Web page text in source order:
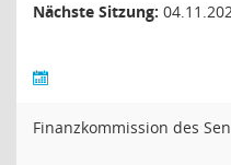
Nächste Sitzung:
Finanzkommission des